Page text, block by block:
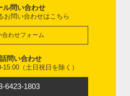
ル問い合わせ
お問い合わせはこちら
合わせフォーム
問い合わせ
（土日祝日を除く）
6423-1803